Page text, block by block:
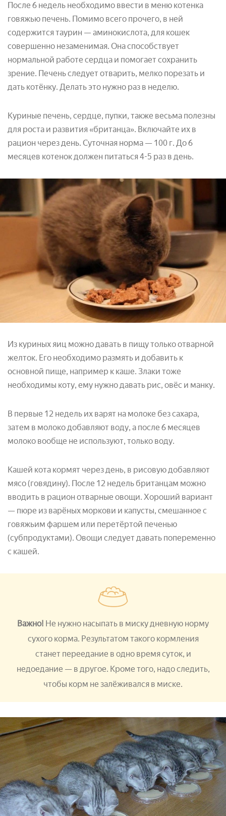
После 6 недель необходимо ввести в меню котенка
говяжью печень. Помимо всего прочего, в ней
содержится таурин — аминокислота, для кошек
совершенно незаменимая. Она способствует
нормальной работе сердца и помогает сохранить
зрение. Печень следует отварить, мелко порезать и
дать котёнку. Делать это нужно раз в неделю.
Куриные печень, сердце, пупки, также весьма полезны
для роста и развития «британца». Включайте их в
рацион через день. Суточная норма — 100 г. До 6
месяцев котенок должен питаться 4-5 раз в день.
Из куриных яиц можно давать в пищу только отварной
желток. Его необходимо размять и добавить к
основной пище, например к каше. Злаки тоже
необходимы коту, ему нужно давать рис, овёс и манку.
В первые 12 недель их варят на молоке без сахара,
затем в молоко добавляют воду, а после 6 месяцев
молоко вообще не используют, только воду.
Кашей кота кормят через день, в рисовую добавляют
мясо (говядину). После 12 недель британцам можно
вводить в рацион отварные овощи. Хороший вариант
— пюре из варёных моркови и капусты, смешанное с
говяжьим фаршем или перетёртой печенью
(субпродуктами). Овощи следует давать попеременно
с кашей.
Важно! Не нужно насыпать в миску дневную норму
сухого корма. Результатом такого кормления
станет переедание в одно время суток, и
недоедание — в другое. Кроме того, надо следить,
чтобы корм не залёживался в миске.